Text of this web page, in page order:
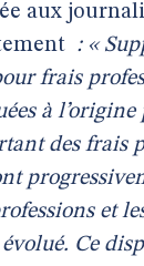
aux
: «
frais
à
des frais
et
Ce